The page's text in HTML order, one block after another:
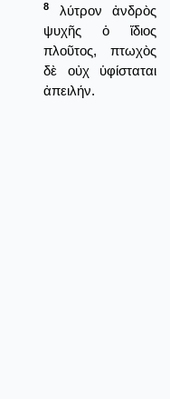
8
λύτρον ἀνδρὸς
ψυχῆς ὁ ἴδιος
πλοῦτος, πτωχὸς
δὲ οὐχ ὑφίσταται
ἀπειλήν.